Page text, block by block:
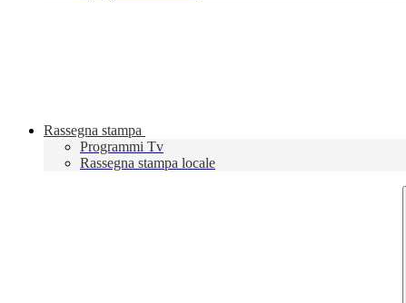
Rassegna stampa
Programmi Tv
Rassegna stampa locale